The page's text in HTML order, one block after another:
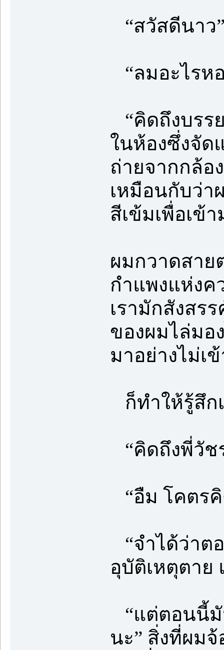
“สวัสดีนาว
“ลมอะไรห
“คิดถึงบรร
ในห้องซึ่งจัด
ถ่ายจากกล้อ
เหมือนกับว่า
สีเข้มเพื่อเข้
ผมกวาดสาย
กำแพงแห่งค
เรามักสังสร
ของผมไล่มอ
มาอย่างไม่เ
ก็ทำให้รู้สึก
“คิดถึงพี่วัช
“อืม โคตรคิ
“จำได้ว่าต
อุบัติเหตุตาย
“แต่ตอนนี้
นะ” สิ่งที่ผม